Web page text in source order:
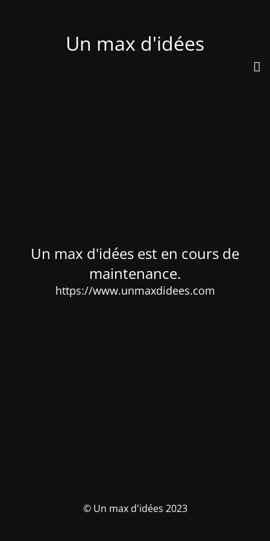
Un max d'idées
Un max d'idées est en cours de
maintenance.
https://www.unmaxdidees.com
© Un max d'idées 2023